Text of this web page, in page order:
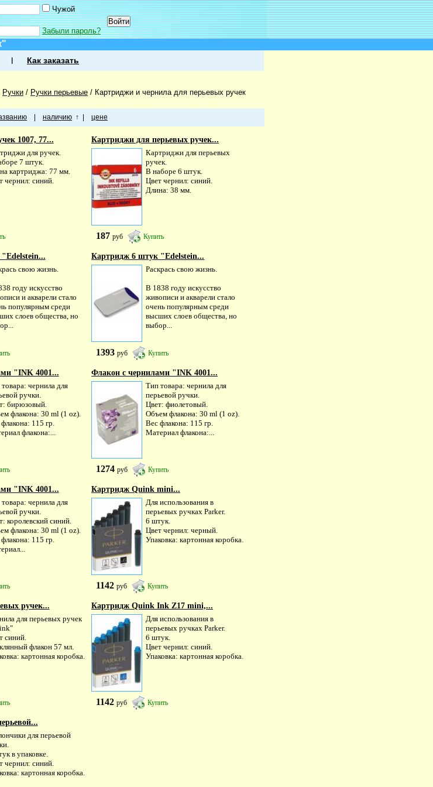
Чужой
Забыли пароль?
Как заказать
Ручки / Ручки перьевые / Картриджи и чернила для перьевых ручек
наличию ↑ цене
1007, 77...
для ручек.
7 штук.
картриджа: 77 мм.
чернил: синий.
Картриджи для перьевых ручек...
Картриджи для перьевых
ручек.
В наборе 6 штук.
Цвет чернил: синий.
Длина: 38 мм.
187руб Купить
свою жизнь.
году искусство
и акварели стало
популярным среди
слоев общества, но
Картридж 6 штук "Edelstein...
Раскрась свою жизнь.
В 1838 году искусство
живописи и акварели стало
очень популярным среди
высших слоев общества, но
выбор...
1393руб Купить
"INK 4001...
чернила для
ручки.
бирюзовый.
флакона: 30 ml (1 oz).
115 гр.
флакона:...
Флакон с чернилами "INK 4001...
Тип товара: чернила для
перьевой ручки.
Цвет: фиолетовый.
Объем флакона: 30 ml (1 oz).
Вес флакона: 115 гр.
Материал флакона:...
1274руб Купить
"INK 4001...
чернила для
ручки.
королевский синий.
флакона: 30 ml (1 oz).
115 гр.
Картридж Quink mini...
Для использования в
перьевых ручках Parker.
6 штук.
Цвет чернил: черный.
Упаковка: картонная коробка.
1142руб Купить
ручек...
для перьевых ручек
синий.
флакон 57 мл.
картонная коробка.
Картридж Quink Ink Z17 mini,...
Для использования в
перьевых ручках Parker.
6 штук.
Цвет чернил: синий.
Упаковка: картонная коробка.
1142руб Купить
для перьевой
в упаковке.
чернил: синий.
картонная коробка.